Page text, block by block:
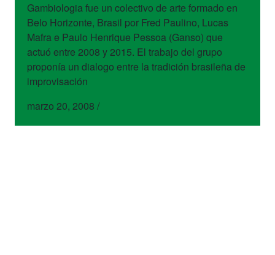
Gambiologia fue un colectivo de arte formado en
Belo Horizonte, Brasil por Fred Paulino, Lucas
Mafra e Paulo Henrique Pessoa (Ganso) que
actuó entre 2008 y 2015. El trabajo del grupo
proponía un dialogo entre la tradición brasileña de
improvisación
marzo 20, 2008 /